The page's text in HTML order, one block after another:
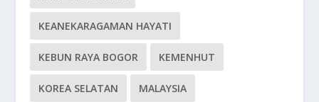
KEANEKARAGAMAN HAYATI
KEBUN RAYA BOGOR KEMENHUT
KOREA SELATAN MALAYSIA